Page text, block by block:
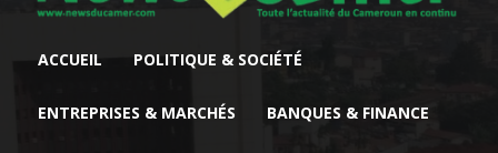
ACCUEIL POLITIQUE & SOCIÉTÉ
ENTREPRISES & MARCHÉS BANQUES & FINANCE